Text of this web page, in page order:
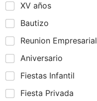
XV años
Bautizo
Reunion Empresarial
Aniversario
Fiestas Infantil
Fiesta Privada